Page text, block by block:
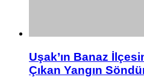
Uşak’ın Banaz
Çıkan Yangın